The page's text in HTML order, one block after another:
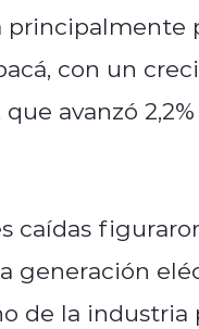
con un
que avanzó
caídas
generación
de la industria